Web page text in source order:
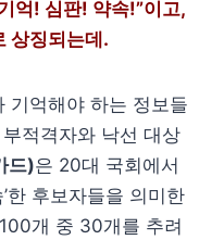
억! 심판! 약속!”이고,
상징되는데.
기억해야 하는 정보들
적격자와 낙선 대상
드)은 20대 국회에서
한 후보자들을 의미한
개 중 30개를 추려